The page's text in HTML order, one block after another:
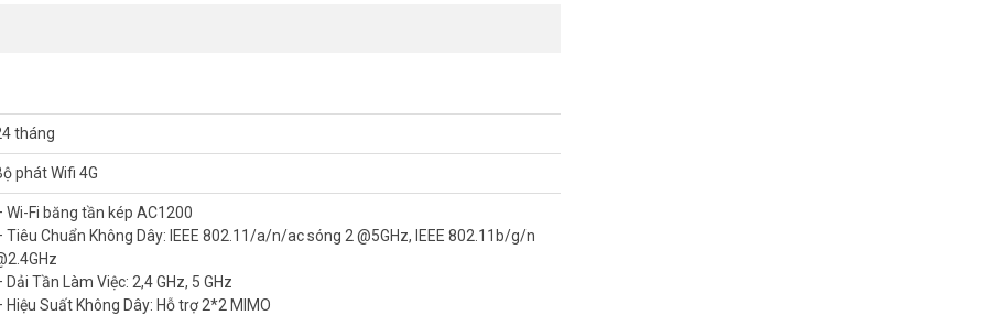
tháng
phát Wifi 4G
Wi-Fi băng tần kép AC1200
Tiêu Chuẩn Không Dây: IEEE 802.11/a/n/ac sóng 2 @5GHz, IEEE 802.11b/g/n
Dải Tần Làm Việc: 2,4 GHz, 5 GHz
Hiệu Suất Không Dây: Hỗ trợ 2*2 MIMO